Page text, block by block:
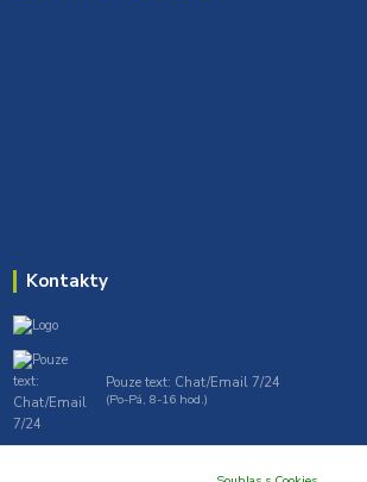
Kontakty
Pouze text: Chat/Email 7/24
(Po-Pá, 8-16 hod.)